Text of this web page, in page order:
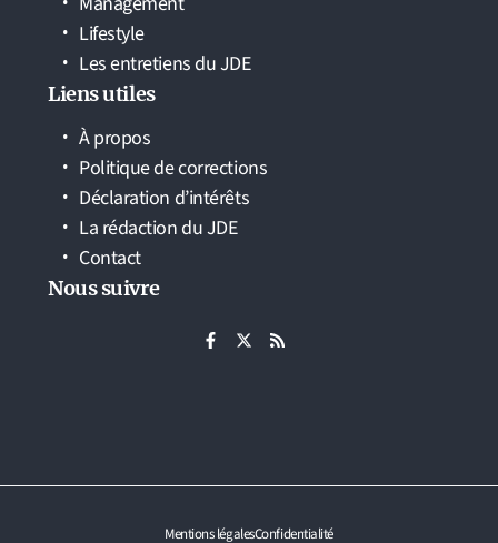
Lifestyle
Les entretiens du JDE
Liens utiles
À propos
Politique de corrections
Déclaration d’intérêts
La rédaction du JDE
Contact
Nous suivre
Mentions légalesConfidentialité